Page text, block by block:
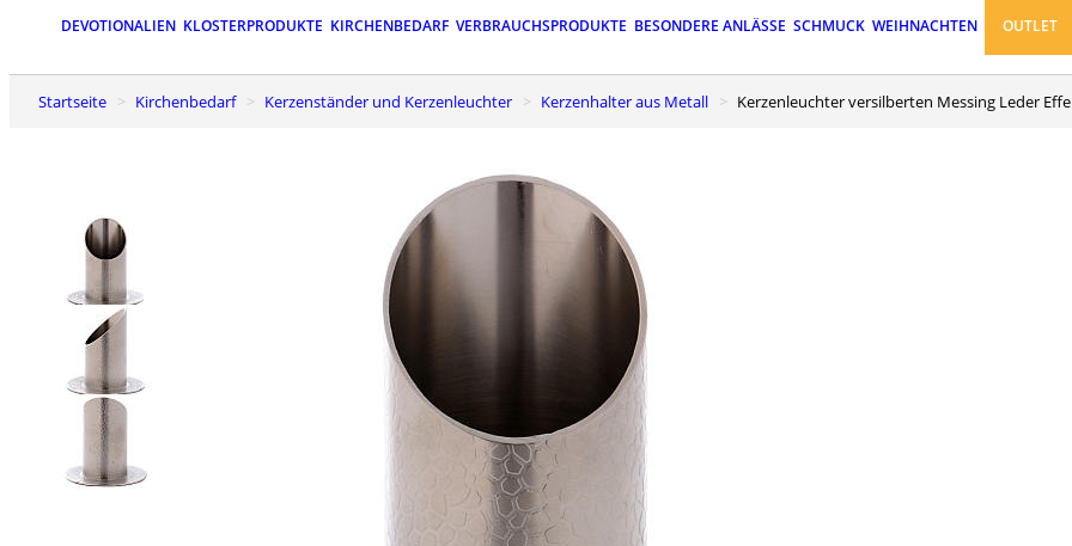
DEVOTIONALIEN KLOSTERPRODUKTE KIRCHENBEDARF VERBRAUCHSPRODUKTE BESONDERE ANLÄSSE SCHMUCK WEIHNACHTEN OUTLET
Startseite Kirchenbedarf Kerzenständer und Kerzenleuchter Kerzenhalter aus Metall Kerzenleuchter versilberten Messing Leder